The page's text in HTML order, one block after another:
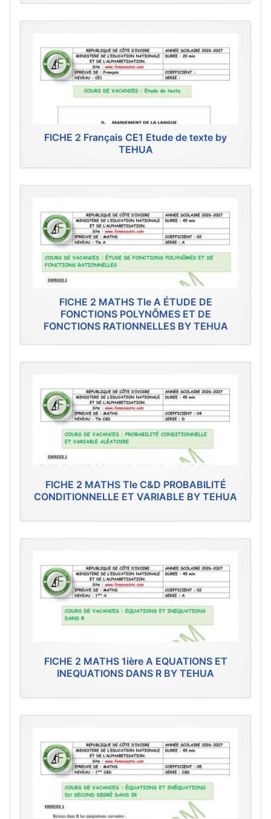
FICHE 2 Français CE1 Etude de texte by
TEHUA
FICHE 2 MATHS Tle A ÉTUDE DE
FONCTIONS POLYNÔMES ET DE
FONCTIONS RATIONNELLES BY TEHUA
FICHE 2 MATHS Tle C&D PROBABILITÉ
CONDITIONNELLE ET VARIABLE BY TEHUA
FICHE 2 MATHS 1ière A EQUATIONS ET
INEQUATIONS DANS R BY TEHUA